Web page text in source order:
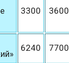
3300 3600
6240 7700